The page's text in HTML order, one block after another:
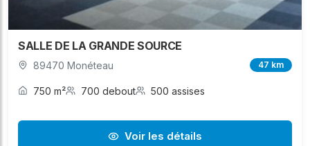
SALLE DE LA GRANDE SOURCE
89470 Monéteau 47 km
750 m² 700 debout 500 assises
Voir les détails